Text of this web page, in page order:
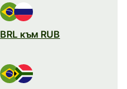
BRL към RUB